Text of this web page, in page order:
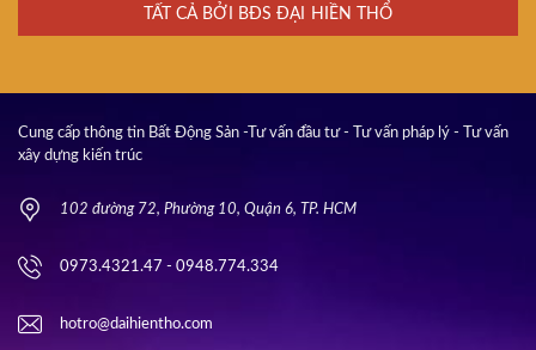
TẤT CẢ BỞI BĐS ĐẠI HIỀN THỔ
Cung cấp thông tin Bất Động Sản -Tư vấn đầu tư - Tư vấn pháp lý - Tư vấn
xây dựng kiến trúc
102 đường 72, Phường 10, Quận 6, TP. HCM
0973.4321.47 - 0948.774.334
hotro@daihientho.com